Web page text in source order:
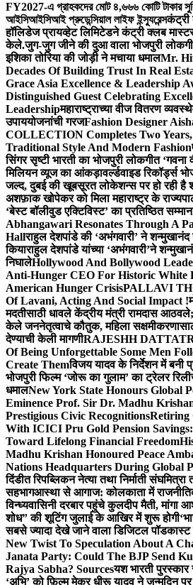
FY2027-এ গ্রাহকদের মোট ৪,৬৬৬ কোটি টাকার
আইসিআইসিআই প্রুডেন্সিয়াল লাইফ ইন্স্যুরেন্সकंट्री
हॉलिडेज प्रायव्हेट लिमिटेडने कंट्री क्लब
केले.जुग-जुग जीने की दुआ वाला भोजपुरी
इशिका तोरिया की जोड़ी ने मचाया धमालMr.
Decades Of Building Trust In Real
Grace Asia Excellence & Leadership
Distinguished Guest Celebrating
Leadershipमहाराष्ट्राच्या वीज वितरण
उपाययोजनांची गरजFashion Designer
COLLECTION Completes Two
Traditional Style And Modern Fashion
सिंगर सृष्टी भारती का भोजपुरी लोकगीत
मिलियन व्यूज का आंकड़ावर्ल्डवाइड रिकॉर्ड्स
जल्द, दुबई की खूबसूरत लोकेशन्स पर हो रही है
अशफ़ाक खोपेकर को मिला महाराष्ट्र के
‘बेस्ट बॉलीवुड एक्टिविस्ट’ का प्रतिष्ठित सम्मान
Abhangawari Resonates Through A
Hallराहुल देशपांडे की ‘अभंगवारी’ ने
कियाराहुल देशपांडे यांच्या ‘अभंगवारी’ने
निघालेHollywood And Bollywood
Anti-Hunger CEO For Historic White
American Hunger CrisisPALLAVI
Of Lavani, Acting And Social Impact !
मदतीसाठी धावले केंद्रीय मंत्री रामदास
केले जननेतृत्वाचे कौतुक, महिला
देण्याची केली मागणीRAJESHH
Of Being Unforgettable Some Men
Create Themविजय यादव के निर्देशन में बनी
भोजपुरी फिल्म ‘जोरू का गुलाम’ का ट्रेलर
धमालNew York State Honours Global
Eminence Prof. Sir Dr. Madhu
Prestigious Civic RecognitionsRetiring
With ICICI Pru Gold Pension
Toward Lifelong Financial Freedom
Madhu Krishan Honoured Peace
Nations Headquarters During Global
दिंडीत रिपब्लिकन नेत्या तथा निर्माती
सहभागआस्था से आगाज: कोलकाता में
विन्ध्यवासिनी दरबार पहुंचे कुलदीप मैती, मांगा
शोध” की शूटिंग जुलाई के आखिर में शुरू होगी
सबसे ज्यादा देखे जाने वाला डिजिटल
New Twist To Speculation About A
Janata Party: Could The BJP Send
Rajya Sabha? Sourcesयश भारती
‘अभि’ को फ़िल्म मेकर धीरू यादव ने जन्मदिन